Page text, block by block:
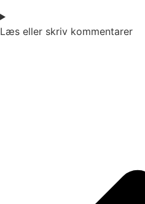
Læs eller skriv kommentarer